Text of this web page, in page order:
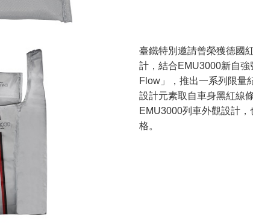
臺鐵特別邀請曾榮獲德國
計，結合EMU3000新自
Flow」，推出一系列限量
設計元素取自車身黑紅線
EMU3000列車外觀設計
格。